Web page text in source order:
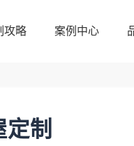
攻略 案例中心
制